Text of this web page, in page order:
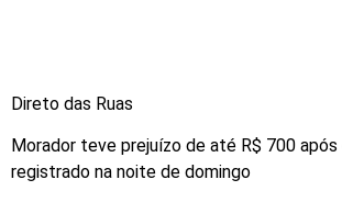
Direto das Ruas
Morador teve prejuízo de até R$ 700
registrado na noite de domingo